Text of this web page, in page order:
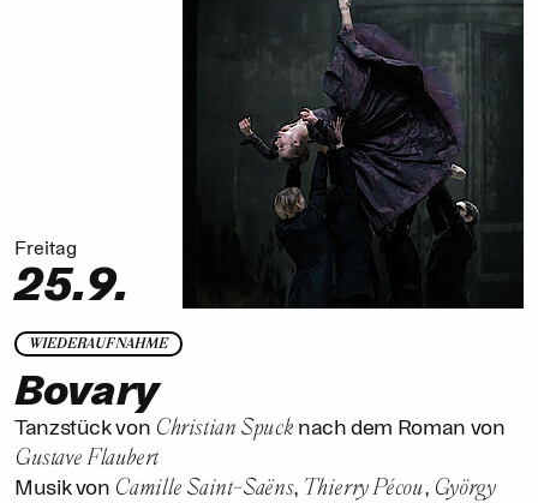
WIEDERAUFNAHME
Bovary
Tanzstück von Christian Spuck nach dem Roman von
Gustave Flaubert
Musik von Camille Saint-Saëns, Thierry Pécou, György
Freitag
25.9.